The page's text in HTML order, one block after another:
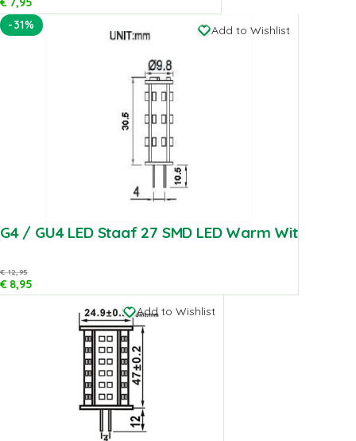
-31%
Add to Wishlist
G4 / GU4 LED Staaf 27 SMD LED Warm Wit
€12,95
€8,95
Add to Wishlist